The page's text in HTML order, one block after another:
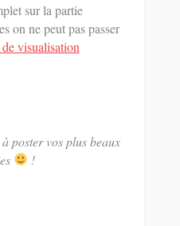
sur la partie
on ne peut pas passer
visualisation
à poster vos plus beaux
!